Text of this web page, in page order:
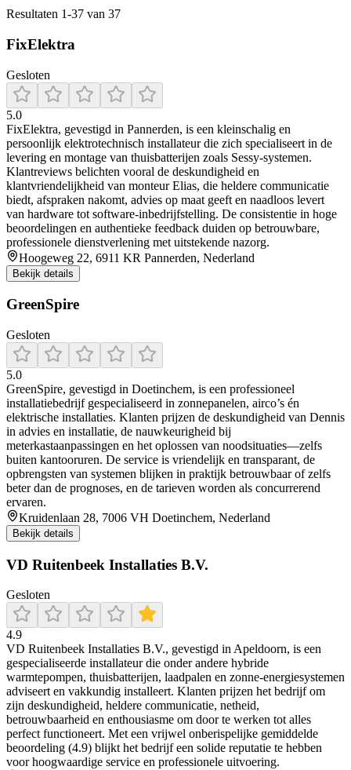
Resultaten 1-37 van 37
FixElektra
Gesloten
5.0
FixElektra, gevestigd in Pannerden, is een kleinschalig en
persoonlijk elektrotechnisch installateur die zich specialiseert in de
levering en montage van thuisbatterijen zoals Sessy‑systemen.
Klantreviews belichten vooral de deskundigheid en
klantvriendelijkheid van monteur Elias, die heldere communicatie
biedt, afspraken nakomt, advies op maat geeft en naadloos levert
van hardware tot software‑inbedrijfstelling. De consistentie in hoge
beoordelingen en authentieke feedback duiden op betrouwbare,
professionele dienstverlening met uitstekende nazorg.
Hoogeweg 22, 6911 KR Pannerden, Nederland
Bekijk details
GreenSpire
Gesloten
5.0
GreenSpire, gevestigd in Doetinchem, is een professioneel
installatiebedrijf gespecialiseerd in zonnepanelen, airco’s én
elektrische installaties. Klanten prijzen de deskundigheid van Dennis
in advies en installatie, de nauwkeurigheid bij
meterkastaanpassingen en het oplossen van noodsituaties—zelfs
buiten kantooruren. De service is vriendelijk en transparant, de
opbrengsten van systemen blijken in praktijk betrouwbaar of zelfs
beter dan de prognoses, en de tarieven worden als concurrerend
ervaren.
Kruidenlaan 28, 7006 VH Doetinchem, Nederland
Bekijk details
VD Ruitenbeek Installaties B.V.
Gesloten
4.9
VD Ruitenbeek Installaties B.V., gevestigd in Apeldoorn, is een
gespecialiseerde installateur die onder andere hybride
warmtepompen, thuisbatterijen, laadpalen en zonne-energiesystemen
adviseert en vakkundig installeert. Klanten prijzen het bedrijf om
zijn deskundigheid, heldere communicatie, netheid,
betrouwbaarheid en enthousiasme om door te werken tot alles
perfect functioneert. Met een vrijwel onberispelijke gemiddelde
beoordeling (4.9) blijkt het bedrijf een solide reputatie te hebben
voor hoogwaardige service en professionele uitvoering.